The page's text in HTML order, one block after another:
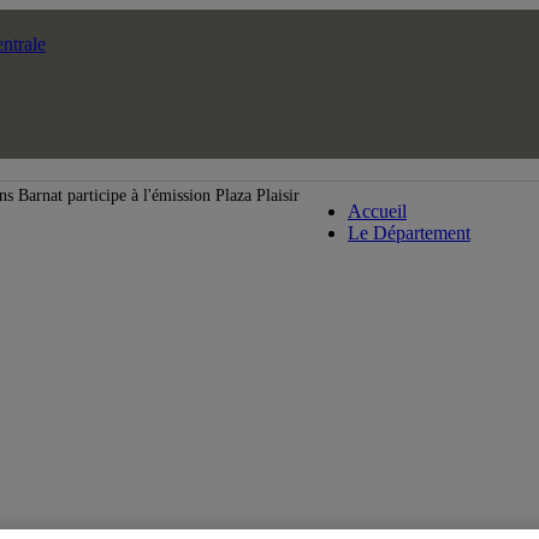
Barnat participe à l'émission Plaza Plaisir
Accueil
Le Département